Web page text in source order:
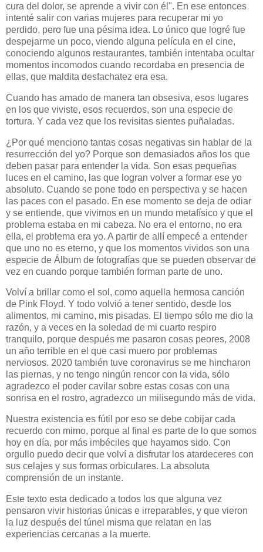
cura del dolor, se aprende a vivir con él". En ese entonces
intenté salir con varias mujeres para recuperar mi yo
perdido, pero fue una pésima idea. Lo único que logré fue
despejarme un poco, viendo alguna película en el cine,
conociendo algunos restaurantes, también intentaba ocultar
momentos incomodos cuando recordaba en presencia de
ellas, que maldita desfachatez era esa.
Cuando has amado de manera tan obsesiva, esos lugares
en los que viviste, esos recuerdos, son una especie de
tortura. Y cada vez que los revisitas sientes puñaladas.
¿Por qué menciono tantas cosas negativas sin hablar de la
resurrección del yo? Porque son demasiados años los que
deben pasar para entender la vida. Son esas pequeñas
luces en el camino, las que logran volver a formar ese yo
absoluto. Cuando se pone todo en perspectiva y se hacen
las paces con el pasado. En ese momento se deja de odiar
y se entiende, que vivimos en un mundo metafísico y que el
problema estaba en mi cabeza. No era el entorno, no era
ella, el problema era yo. A partir de allí empecé a entender
que uno no es eterno, y que los momentos vividos son una
especie de Álbum de fotografías que se pueden observar de
vez en cuando porque también forman parte de uno.
Volví a brillar como el sol, como aquella hermosa canción
de Pink Floyd. Y todo volvió a tener sentido, desde los
alimentos, mi camino, mis pisadas. El tiempo sólo me dio la
razón, y a veces en la soledad de mi cuarto respiro
tranquilo, porque después me pasaron cosas peores, 2008
un año terrible en el que casi muero por problemas
nerviosos. 2020 también tuve coronavirus se me hincharon
las piernas, y no tengo ningún rencor con la vida, sólo
agradezco el poder cavilar sobre estas cosas con una
sonrisa en el rostro, agradezco un milisegundo más de vida.
Nuestra existencia es fútil por eso se debe cobijar cada
recuerdo con mimo, porque al final es parte de lo que somos
hoy en día, por más imbéciles que hayamos sido. Con
orgullo puedo decir que volví a disfrutar los atardeceres con
sus celajes y sus formas orbiculares. La absoluta
comprensión de un instante.
Este texto esta dedicado a todos los que alguna vez
pensaron vivir historias únicas e irreparables, y que vieron
la luz después del túnel misma que relatan en las
experiencias cercanas a la muerte.